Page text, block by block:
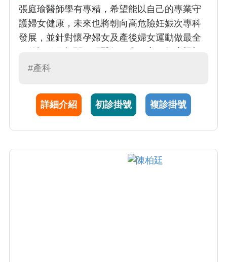
張庭瑜醫師學有專精，希望能以自己的專業守
護婦女健康，未來也將朝向高危險妊娠次專科
發展，並針對懷孕婦女及產後婦女運動做最全
溫暖，是年輕又值得信賴的好醫師。
#產科
詳細介紹 初診掛號 複診掛號